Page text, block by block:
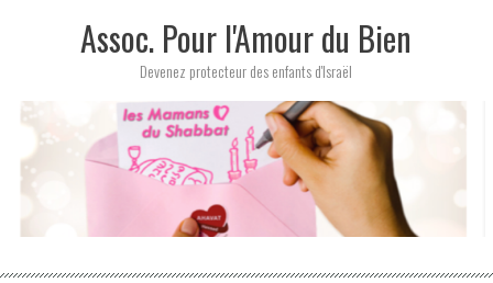
Assoc. Pour l'Amour du Bien
Devenez protecteur des enfants d'Israël